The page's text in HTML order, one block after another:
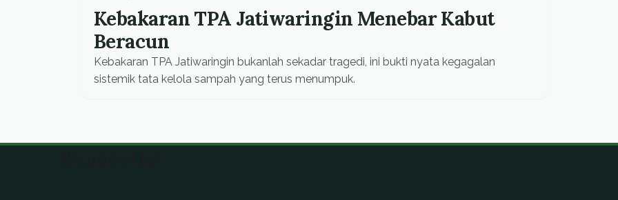
Kebakaran TPA Jatiwaringin Menebar Kabut
Beracun
Kebakaran TPA Jatiwaringin bukanlah sekadar tragedi, ini bukti nyata kegagalan
sistemik tata kelola sampah yang terus menumpuk.